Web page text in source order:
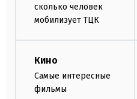
сколько человек
мобилизует ТЦК
Кино
Самые интересные
фильмы